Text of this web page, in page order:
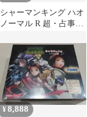
シャーマンキング ハオ
ノーマル R 超・占事略
¥8,888